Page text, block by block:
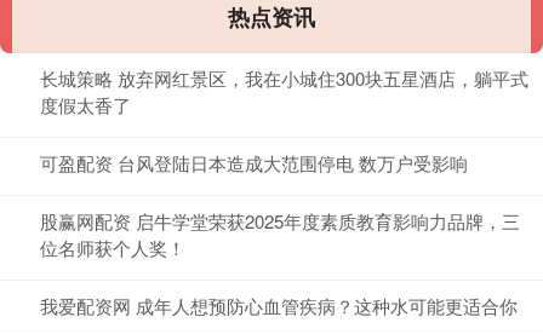
热点资讯
长城策略 放弃网红景区，我在小城住300块五星酒店，躺平式
度假太香了
可盈配资 台风登陆日本造成大范围停电 数万户受影响
股赢网配资 启牛学堂荣获2025年度素质教育影响力品牌，三
位名师获个人奖！
我爱配资网 成年人想预防心血管疾病？这种水可能更适合你